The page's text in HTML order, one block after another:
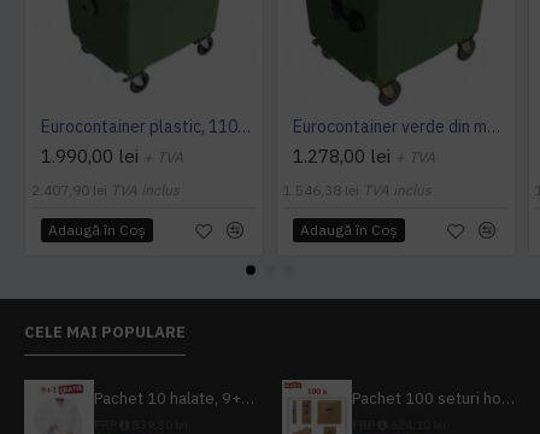
Eurocontainer plastic, 1100 L, verde, capac rotund - Transport Inclus
1.990,00 lei + TVA
2.407,90 lei TVA inclus
Adaugă în Coş
Eurocontainer verde din material plastic, cu capac plat, SULO, 1100 l - Transport Inclus
1.278,00 lei + TVA
1.546,38 lei TVA inclus
Adaugă în Coş
CELE MAI POPULARE
Pachet 10 halate, 9+1 gratuit Pachet 100 seturi hoteliere, set dentar, set barbierit, casca de dus, pila unghii, set cusut